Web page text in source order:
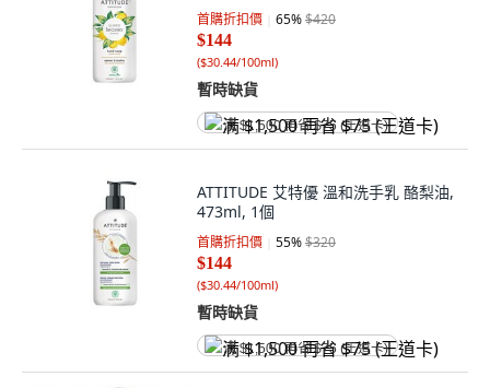
首購折扣價 65%$420
$144
($30.44/100ml)
暫時缺貨
满 $1,500 再省 $75 (王道卡)
ATTITUDE 艾特優 溫和洗手乳 酪梨油,
473ml, 1個
首購折扣價 55%$320
$144
($30.44/100ml)
暫時缺貨
满 $1,500 再省 $75 (王道卡)